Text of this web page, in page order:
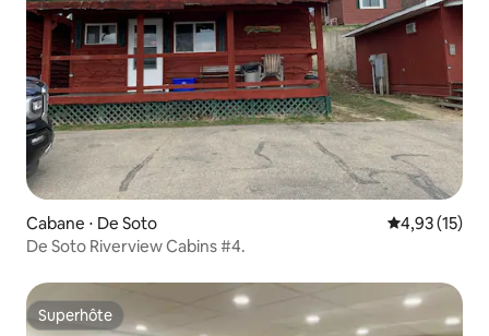
Cabane ⋅ De Soto Évaluation
4,93 (15)
De Soto Riverview Cabins #4.
Superhôte
Superhôte